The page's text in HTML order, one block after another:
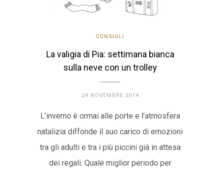
CONSIGLI
La valigia di Pia: settimana bianca
sulla neve con un trolley
24 NOVEMBRE 2014
L’inverno è ormai alle porte e l’atmosfera
natalizia diffonde il suo carico di emozioni
tra gli adulti e tra i più piccini già in attesa
dei regali. Quale miglior periodo per